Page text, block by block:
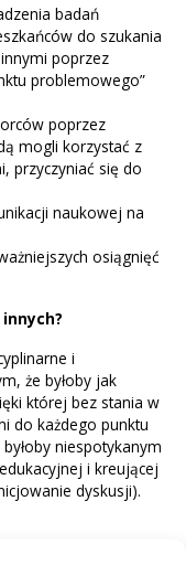
badań
do szukania
poprzez
problemowego”
poprzez
mogli korzystać z
przyczyniać się do
naukowej na
osiągnięć
i
że byłoby jak
której bez stania w
do każdego punktu
niespotykanym
i kreującej
dyskusji).